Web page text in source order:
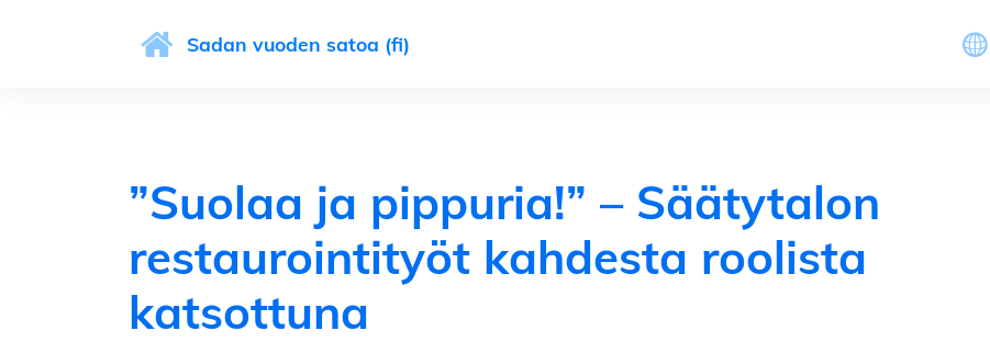
Sadan vuoden satoa (fi)
”Suolaa ja pippuria!” – Säätytalon
restaurointityöt kahdesta roolista
katsottuna